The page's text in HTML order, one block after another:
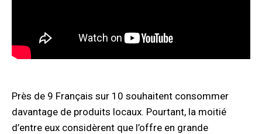
Près de 9 Français sur 10 souhaitent consommer
davantage de produits locaux. Pourtant, la moitié
d’entre eux considèrent que l’offre en grande